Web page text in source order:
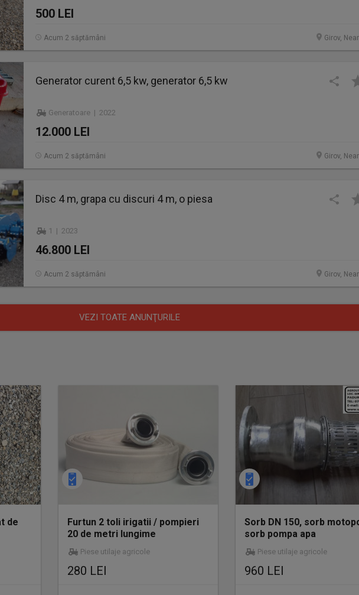
500 LEI
Girov,
Acum 2 săptămâni
Generator curent 6,5 kw, generator 6,5 kw
Generatoare | 2022
12.000 LEI
Girov,
Acum 2 săptămâni
Disc 4 m, grapa cu discuri 4 m, o piesa
1 | 2023
46.800 LEI
Girov,
Acum 2 săptămâni
VEZI TOATE ANUNŢURILE
de
Furtun 2 toli irigatii / pompieri
20 de metri lungime
Piese utilaje agricole
280 LEI
Sorb DN 150, sorb
sorb pompa apa
Piese utilaje agricole
960 LEI